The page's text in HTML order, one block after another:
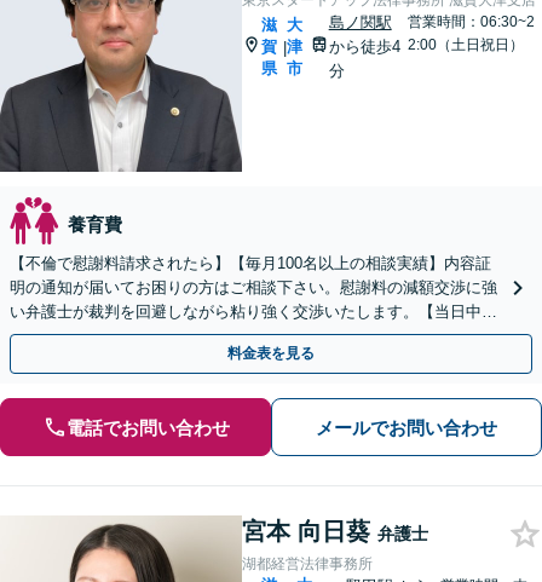
滋
賀
県
|
大
津
市
島ノ関駅
から徒歩4
分
営業時間：06:30~2
2:00（土日祝日）
養育費
【不倫で慰謝料請求されたら】【毎月100名以上の相談実績】内容証
明の通知が届いてお困りの方はご相談下さい。慰謝料の減額交渉に強
い弁護士が裁判を回避しながら粘り強く交渉いたします。【当日中の
相談可(予約制)】【滋賀県全域対応】
料金表を見る
電話でお問い合わせ メールでお問い合わせ
宮本 向日葵 弁護士
湖都経営法律事務所